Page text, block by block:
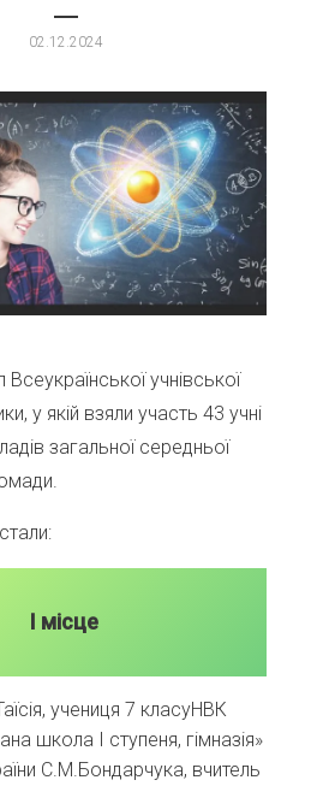
02.12.2024
Всеукраїнської учнівської
у якій взяли участь 43 учні
загальної середньої
І місце
учениця 7 класуНВК
школа І ступеня, гімназія»
С.М.Бондарчука, вчитель